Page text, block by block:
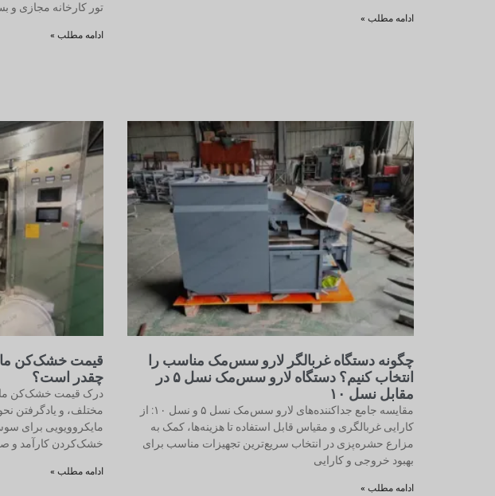
ادامه مطلب »
تور کارخانه مجازی و
ادامه مطلب »
چگونه دستگاه غربالگر لارو سس‌مک مناسب را
انتخاب کنیم؟ دستگاه لارو سس‌مک نسل ۵ در
مقابل نسل ۱۰
مقایسه جامع جداکننده‌های لارو سس‌مک نسل ۵ و نسل ۱۰: از
کارایی غربالگری و مقیاس قابل استفاده تا هزینه‌ها، کمک به
مزارع حشره‌پزی در انتخاب سریع‌ترین تجهیزات مناسب برای
بهبود خروجی و کارایی
ادامه مطلب »
قیمت خشک‌کن
چقدر است؟
درک قیمت خشک‌کن
مختلف، و یادگرفتن
مایکروویویی برای
خشک‌کردن کارآمد و
ادامه مطلب »